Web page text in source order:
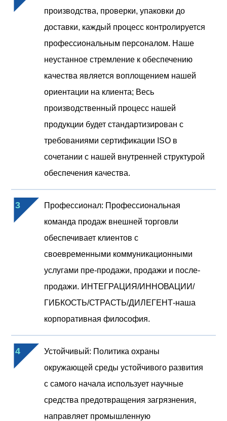
производства, проверки, упаковки до
доставки, каждый процесс контролируется
профессиональным персоналом. Наше
неустанное стремление к обеспечению
качества является воплощением нашей
ориентации на клиента; Весь
производственный процесс нашей
продукции будет стандартизирован с
требованиями сертификации ISO в
сочетании с нашей внутренней структурой
обеспечения качества.
3
Профессионал: Профессиональная
команда продаж внешней торговли
обеспечивает клиентов с
своевременными коммуникационными
услугами пре-продажи, продажи и после-
продажи. ИНТЕГРАЦИЯ/ИННОВАЦИИ/
ГИБКОСТЬ/СТРАСТЬ/ДИЛЕГЕНТ-наша
корпоративная философия.
4
Устойчивый: Политика охраны
окружающей среды устойчивого развития
с самого начала использует научные
средства предотвращения загрязнения,
направляет промышленную